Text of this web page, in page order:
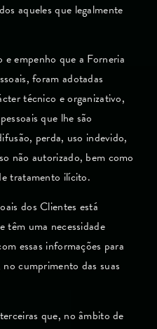
aqueles que legalmente
e empenho que a Forneria
foram adotadas
técnico e organizativo,
que lhe são
perda, uso indevido,
não autorizado, bem como
tratamento ilícito.
dos Clientes está
têm uma necessidade
essas informações para
cumprimento das suas
que, no âmbito de